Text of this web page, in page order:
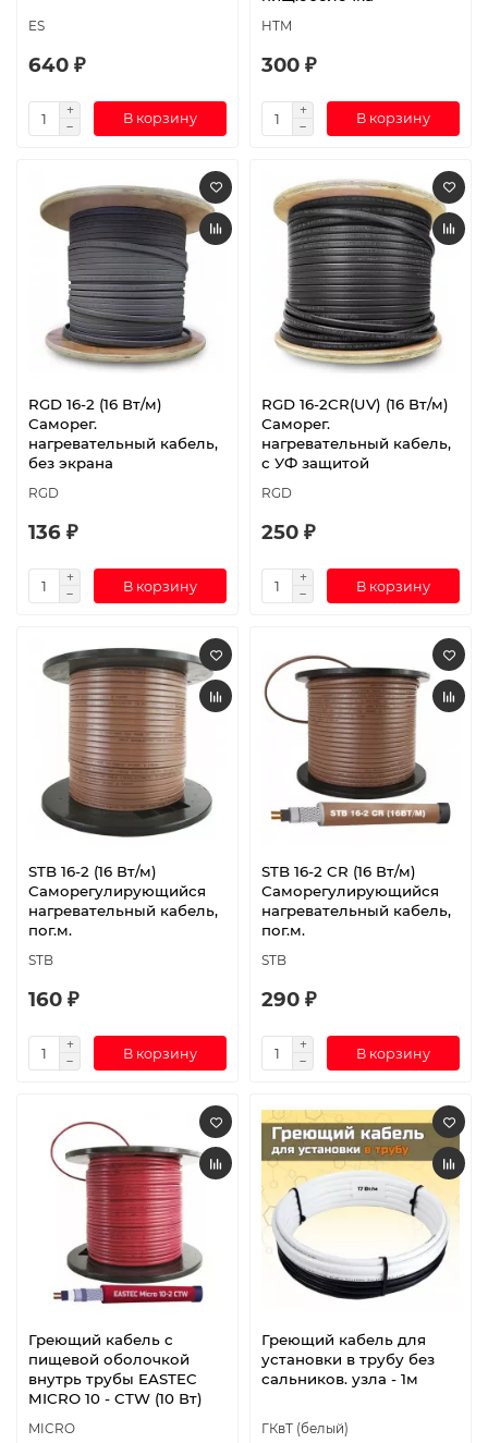
ES
640 ₽
В корзину
HTM
300 ₽
В корзину
RGD 16-2 (16 Вт/м)
Саморег.
нагревательный кабель,
без экрана
RGD
136 ₽
В корзину
RGD 16-2CR(UV) (16 Вт/м)
Саморег.
нагревательный кабель,
с УФ защитой
RGD
250 ₽
В корзину
STB 16-2 (16 Вт/м)
Саморегулирующийся
нагревательный кабель,
пог.м.
STB
160 ₽
В корзину
STB 16-2 CR (16 Вт/м)
Саморегулирующийся
нагревательный кабель,
пог.м.
STB
290 ₽
В корзину
Греющий кабель c
пищевой оболочкой
внутрь трубы EASTEC
MICRO 10 - CTW (10 Вт)
MICRO
Греющий кабель для
установки в трубу без
сальников. узла - 1м
ГКвТ (белый)